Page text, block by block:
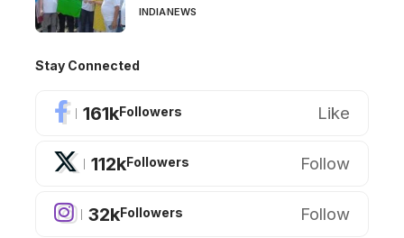
INDIANEWS
Stay Connected
161kFollowers Like
112kFollowers Follow
32kFollowers Follow